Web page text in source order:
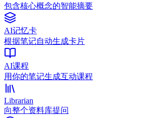
包含核心概念的智能摘要
AI记忆卡
根据笔记自动生成卡片
AI课程
用你的笔记生成互动课程
Librarian
向整个资料库提问